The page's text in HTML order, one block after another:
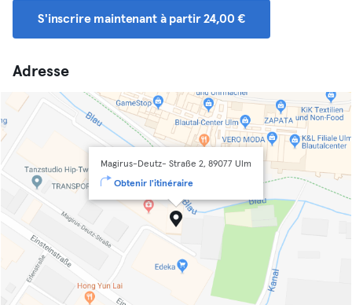
S'inscrire maintenant à partir 24,00 €
Adresse
Magirus-Deutz- Straße 2, 89077 Ulm
Obtenir l'itinéraire